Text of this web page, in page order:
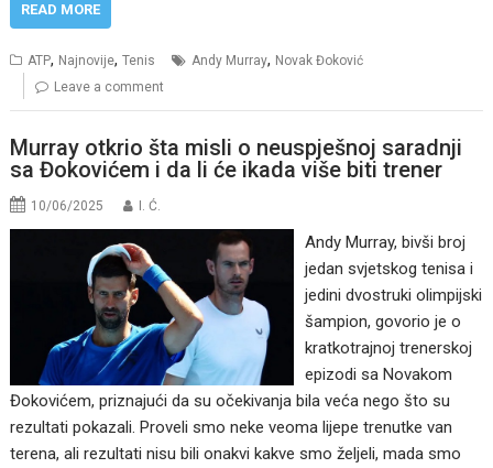
READ MORE
ATP, Najnovije,Tenis Andy Murray, Novak Đoković
Leave a comment
Murray otkrio šta misli o neuspješnoj saradnji
sa Đokovićem i da li će ikada više biti trener
10/06/2025 I. Ć.
Andy Murray, bivši broj
jedan svjetskog tenisa i
jedini dvostruki olimpijski
šampion, govorio je o
kratkotrajnoj trenerskoj
epizodi sa Novakom
Đokovićem, priznajući da su očekivanja bila veća nego što su
rezultati pokazali. Proveli smo neke veoma lijepe trenutke van
terena, ali rezultati nisu bili onakvi kakve smo željeli, mada smo